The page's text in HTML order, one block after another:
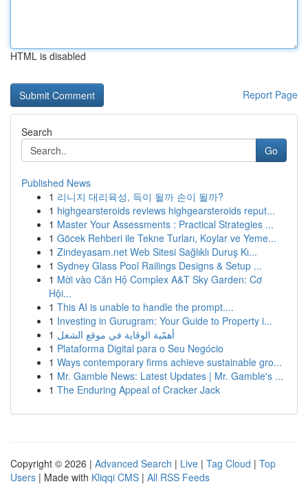
HTML is disabled
Report Page
Search
Go
Published News
1 리니지 대리육성, 득이 될까 손이 될까?
1 highgearsteroids reviews highgearsteroids reput...
1 Master Your Assessments : Practical Strategies ...
1 Göcek Rehberi ile Tekne Turları, Koylar ve Yeme...
1 Zindeyasam.net Web Sitesi Sağlıklı Duruş Kı...
1 Sydney Glass Pool Railings Designs & Setup ...
1 Mời vào Căn Hộ Complex A&T Sky Garden: Cơ
Hội...
1 This AI is unable to handle the prompt....
1 Investing in Gurugram: Your Guide to Property i...
1 أهمّية الوقاية في موقع الشغل
1 Plataforma Digital para o Seu Negócio
1 Ways contemporary firms achieve sustainable gro...
1 Mr. Gamble News: Latest Updates | Mr. Gamble's ...
1 The Enduring Appeal of Cracker Jack
Copyright © 2026 | Advanced Search | Live | Tag Cloud | Top
Users | Made with Kliqqi CMS | All RSS Feeds